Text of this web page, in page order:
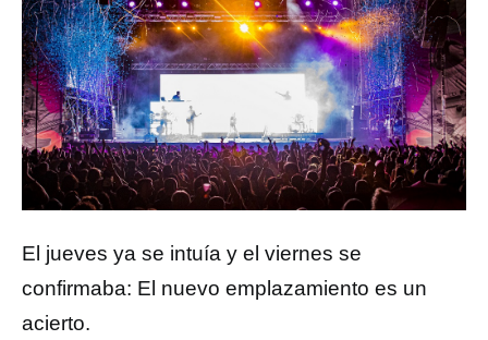
El jueves ya se intuía y el viernes se
confirmaba: El nuevo emplazamiento es un
acierto.